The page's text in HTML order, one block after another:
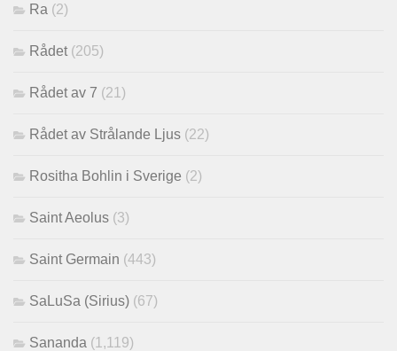
Ra (2)
Rådet (205)
Rådet av 7 (21)
Rådet av Strålande Ljus (22)
Rositha Bohlin i Sverige (2)
Saint Aeolus (3)
Saint Germain (443)
SaLuSa (Sirius) (67)
Sananda (1,119)